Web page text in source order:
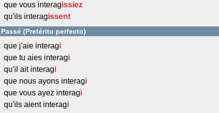
que vous interagissiez
qu'ils interagissent
Passé (Pretérito perfecto)
que j'aie interagi
que tu aies interagi
qu'il ait interagi
que nous ayons interagi
que vous ayez interagi
qu'ils aient interagi